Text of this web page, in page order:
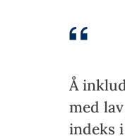
Å
med
indeks